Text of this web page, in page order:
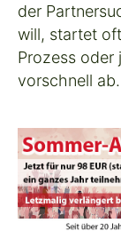
der
will, startet
Prozess oder
vorschnell ab.